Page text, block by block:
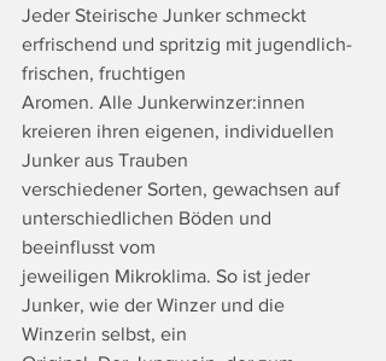
Jeder Steirische Junker schmeckt
erfrischend und spritzig mit jugendlich-
frischen, fruchtigen
Aromen. Alle Junkerwinzer:innen
kreieren ihren eigenen, individuellen
Junker aus Trauben
verschiedener Sorten, gewachsen auf
unterschiedlichen Böden und
beeinflusst vom
jeweiligen Mikroklima. So ist jeder
Junker, wie der Winzer und die
Winzerin selbst, ein